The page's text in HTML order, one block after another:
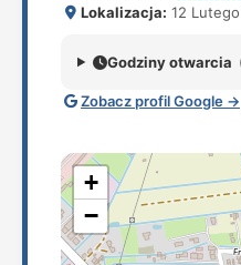
Lokalizacja: 12
Godziny otwarcia
Zobacz profil Google →
+
−